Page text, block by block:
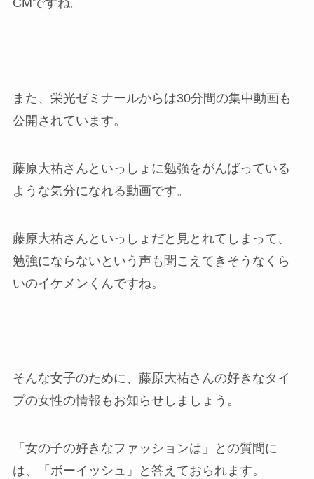
CMですね。
また、栄光ゼミナールからは30分間の集中動画も
公開されています。
藤原大祐さんといっしょに勉強をがんばっている
ような気分になれる動画です。
藤原大祐さんといっしょだと見とれてしまって、
勉強にならないという声も聞こえてきそうなくら
いのイケメンくんですね。
そんな女子のために、藤原大祐さんの好きなタイ
プの女性の情報もお知らせしましょう。
「女の子の好きなファッションは」との質問に
は、「ボーイッシュ」と答えておられます。